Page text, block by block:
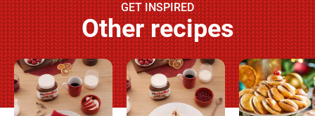
GET INSPIRED
Other recipes